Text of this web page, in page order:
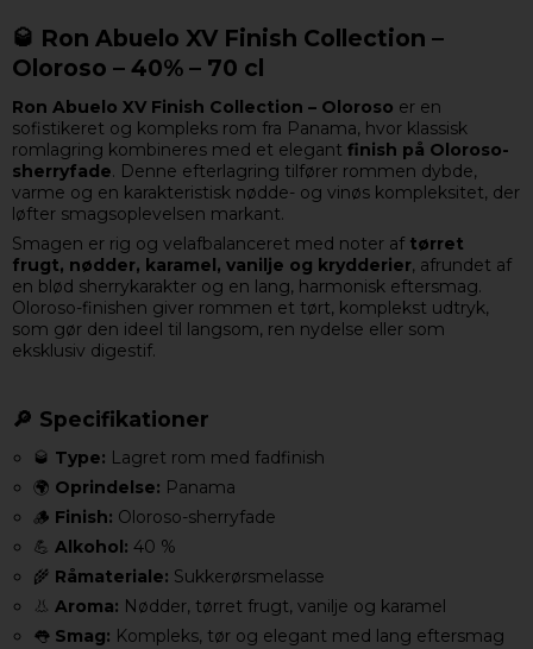
🥃 Ron Abuelo XV Finish Collection –
Oloroso – 40% – 70 cl
Ron Abuelo XV Finish Collection – Oloroso er en
sofistikeret og kompleks rom fra Panama, hvor klassisk
romlagring kombineres med et elegant finish på Oloroso-
sherryfade. Denne efterlagring tilfører rommen dybde,
varme og en karakteristisk nødde- og vinøs kompleksitet, der
løfter smagsoplevelsen markant.
Smagen er rig og velafbalanceret med noter af tørret
frugt, nødder, karamel, vanilje og krydderier, afrundet af
en blød sherrykarakter og en lang, harmonisk eftersmag.
Oloroso-finishen giver rommen et tørt, komplekst udtryk,
som gør den ideel til langsom, ren nydelse eller som
eksklusiv digestif.
🔎 Specifikationer
🥃 Type: Lagret rom med fadfinish
🌍 Oprindelse: Panama
🪵 Finish: Oloroso-sherryfade
💪 Alkohol: 40 %
🌾 Råmateriale: Sukkerørsmelasse
👃 Aroma: Nødder, tørret frugt, vanilje og karamel
👅 Smag: Kompleks, tør og elegant med lang eftersmag